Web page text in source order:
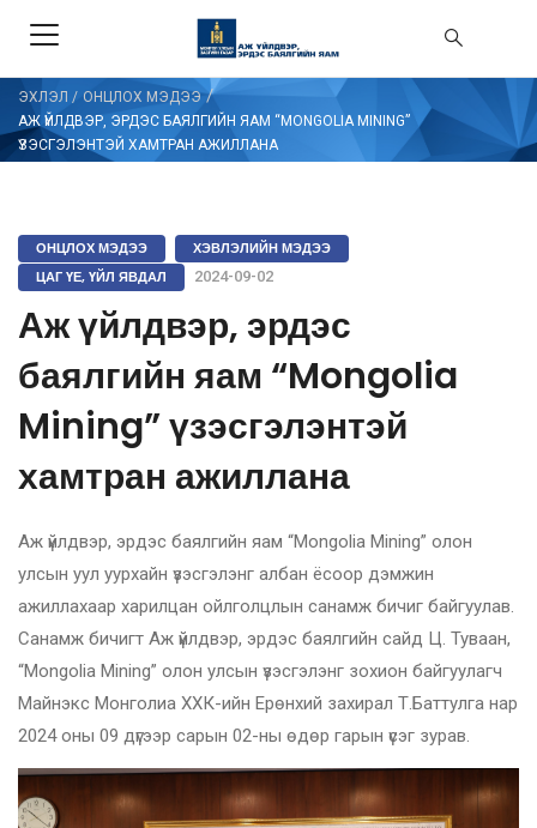
ЭХЛЭЛ / ОНЦЛОХ МЭДЭЭ/
АЖ ҮЙЛДВЭР, ЭРДЭС БАЯЛГИЙН ЯАМ “MONGOLIA MINING”
ҮЗЭСГЭЛЭНТЭЙ ХАМТРАН АЖИЛЛАНА
ОНЦЛОХ МЭДЭЭ
ХЭВЛЭЛИЙН МЭДЭЭ
ЦАГ ҮЕ, ҮЙЛ ЯВДАЛ
2024-09-02
Аж үйлдвэр, эрдэс
баялгийн яам “Mongolia
Mining” үзэсгэлэнтэй
хамтран ажиллана
Аж үйлдвэр, эрдэс баялгийн яам “Mongolia Mining” олон
улсын уул уурхайн үзэсгэлэнг албан ёсоор дэмжин
ажиллахаар харилцан ойлголцлын санамж бичиг байгуулав.
Санамж бичигт Аж үйлдвэр, эрдэс баялгийн сайд Ц. Туваан,
“Mongolia Mining” олон улсын үзэсгэлэнг зохион байгуулагч
Майнэкс Монголиа ХХК-ийн Ерөнхий захирал Т.Баттулга нар
2024 оны 09 дүгээр сарын 02-ны өдөр гарын үсэг зурав.